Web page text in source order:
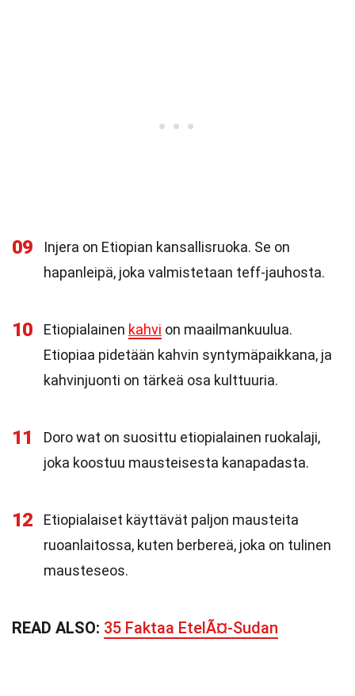
09
Injera on Etiopian kansallisruoka. Se on
hapanleipä, joka valmistetaan teff-jauhosta.
10 Etiopialainen kahvi on maailmankuulua.
Etiopiaa pidetään kahvin syntymäpaikkana, ja
kahvinjuonti on tärkeä osa kulttuuria.
11
Doro wat on suosittu etiopialainen ruokalaji,
joka koostuu mausteisesta kanapadasta.
12
Etiopialaiset käyttävät paljon mausteita
ruoanlaitossa, kuten berbereä, joka on tulinen
mausteseos.
READ ALSO: 35 Faktaa EtelÃ¤-Sudan